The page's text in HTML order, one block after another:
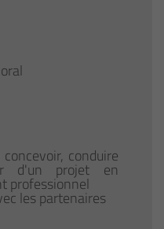
conduire
d'un projet en
professionnel
les partenaires